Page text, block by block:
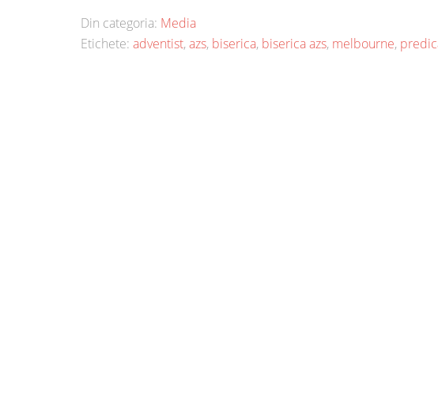
Din categoria: Media
Etichete: adventist,azs, biserica, biserica azs, melbourne,